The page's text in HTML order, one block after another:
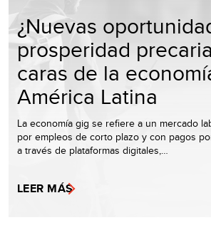
¿Nuevas
prosperidad
caras de la
América Latina
La economía gig se refiere a un mercado
por empleos de corto plazo y con pagos
a través de plataformas digitales,…
LEER MÁS